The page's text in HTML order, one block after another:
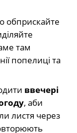
обприскайте
там
попелиці та
ввечері
, аби
листя через